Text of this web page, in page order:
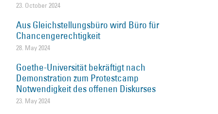
23. October 2024
Aus Gleichstellungsbüro wird Büro für
Chancengerechtigkeit
28. May 2024
Goethe-Universität bekräftigt nach
Demonstration zum Protestcamp
Notwendigkeit des offenen Diskurses
23. May 2024